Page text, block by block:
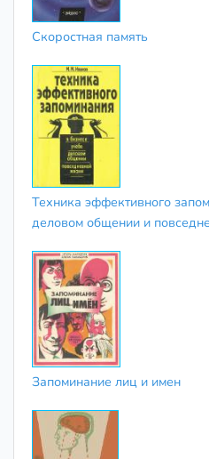
Скоростная память
Техника эффективного
деловом общении и
Запоминание лиц и имен